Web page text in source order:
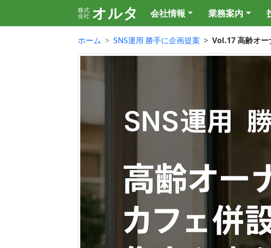
株式
会社 オルタ 会社情報 業務案内
ホーム SNS運用 勝手に企画提案 Vol.17 高齢オ